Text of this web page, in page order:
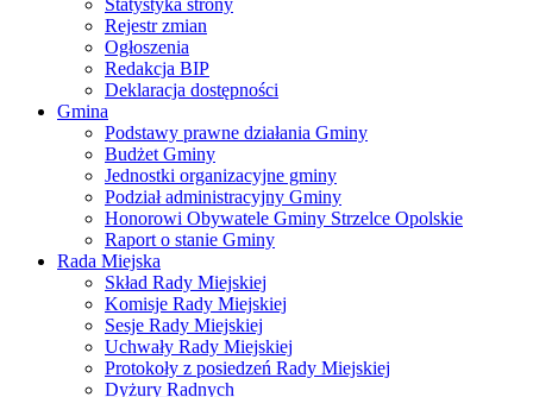
Statystyka strony
Rejestr zmian
Ogłoszenia
Redakcja BIP
Deklaracja dostępności
Gmina
Podstawy prawne działania Gminy
Budżet Gminy
Jednostki organizacyjne gminy
Podział administracyjny Gminy
Honorowi Obywatele Gminy Strzelce Opolskie
Raport o stanie Gminy
Rada Miejska
Skład Rady Miejskiej
Komisje Rady Miejskiej
Sesje Rady Miejskiej
Uchwały Rady Miejskiej
Protokoły z posiedzeń Rady Miejskiej
Dyżury Radnych